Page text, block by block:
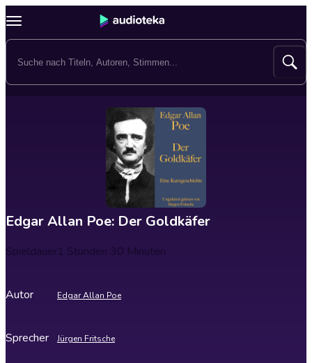
Edgar Allan Poe: Der Goldkäfer
Spieldauer1 Stunden 30 Minuten
Autor Edgar Allan Poe
Sprecher Jürgen Fritsche